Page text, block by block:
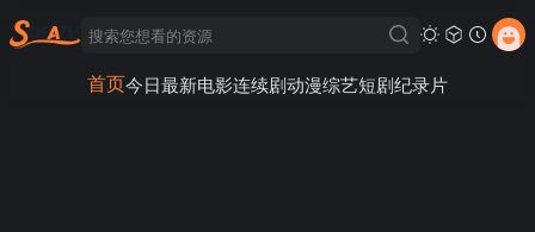
首页今日最新电影连续剧动漫综艺短剧纪录片